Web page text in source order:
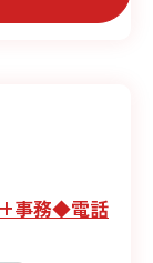
事務◆電話